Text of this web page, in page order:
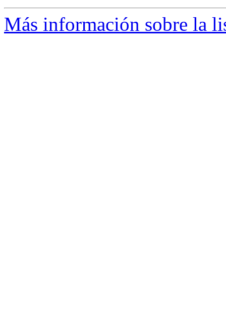
Más información sobre la